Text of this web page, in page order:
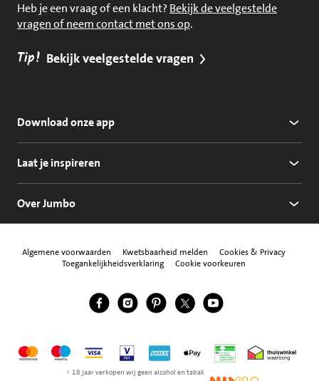
Heb je een vraag of een klacht? Bekijk de veelgestelde
vragen of neem contact met ons op.
Tip! Bekijk veelgestelde vragen
Download onze app
Laat je inspireren
Over Jumbo
Algemene voorwaarden Kwetsbaarheid melden
Cookies & Privacy
Toegankelijkheidsverklaring
Cookie voorkeuren
Volg ons
Jumbo Facebook
Jumbo Instagram
Jumbo Pinterest
Jumbo Twitter
Jumbo YouTube
MastercardMaestroVisa Vpay American Express
Apple Pay Thuiswinkel
< 18 jaar verkopen wij geen alcohol en tabak NIX18